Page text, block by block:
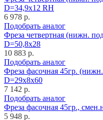
D=34,9x12 RH
6 978 р.
Подобрать аналог
Фреза четвертная (нижн.
D=50,8x28
10 883 р.
Подобрать аналог
Фреза фасочная 45гр.
D=29x8x60
7 142 р.
Подобрать аналог
Фреза фасочная 45гр.,
5 948 р.